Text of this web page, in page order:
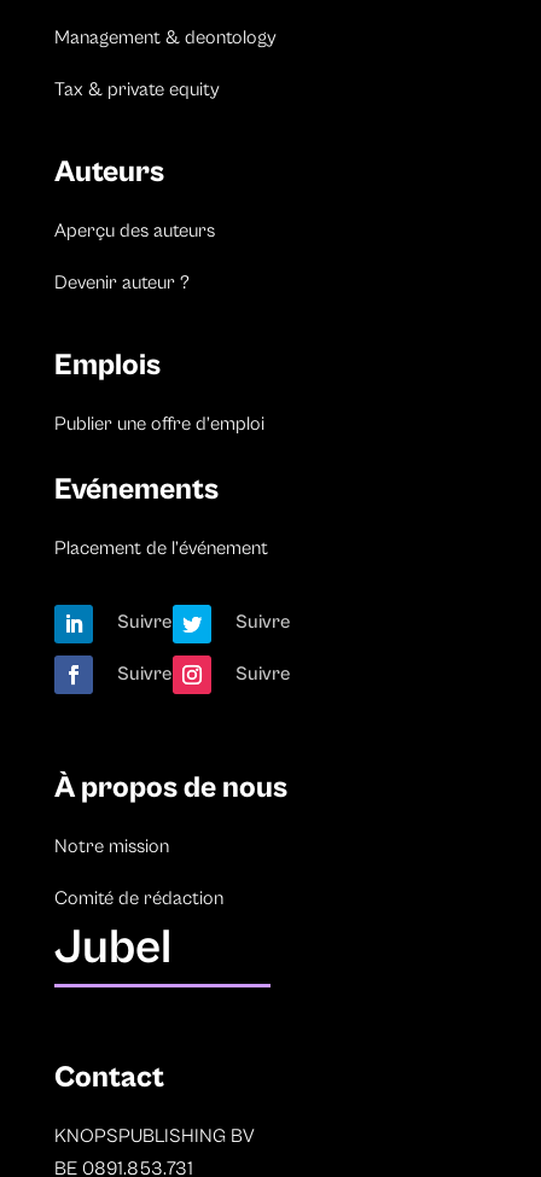
Management & deontology
Tax & private equity
Auteurs
Aperçu des auteurs
Devenir auteur ?
Emplois
Publier une offre d’emploi
Evénements
Placement de l’événement
Suivre Suivre
Suivre Suivre
À propos de nous
Notre mission
Comité de rédaction
Jubel
Contact
KNOPSPUBLISHING BV
BE 0891.853.731